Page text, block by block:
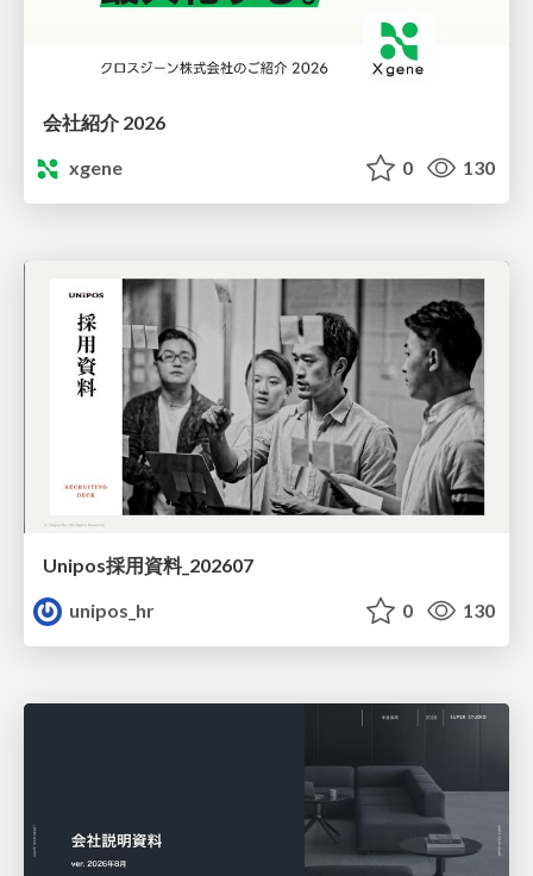
会社紹介 2026
xgene
0 130
Unipos採用資料_202607
unipos_hr
0 130